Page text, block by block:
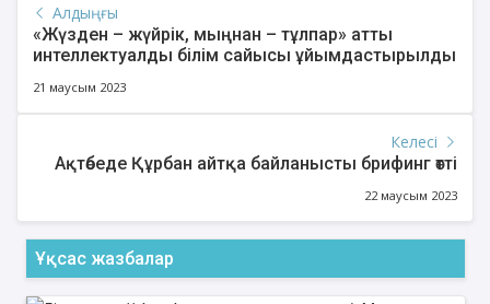
Алдыңғы
«Жүзден – жүйрік, мыңнан – тұлпар» атты
интеллектуалды білім сайысы ұйымдастырылды
21 маусым 2023
Келесі
Ақтөбеде Құрбан айтқа байланысты брифинг өтті
22 маусым 2023
Ұқсас жазбалар